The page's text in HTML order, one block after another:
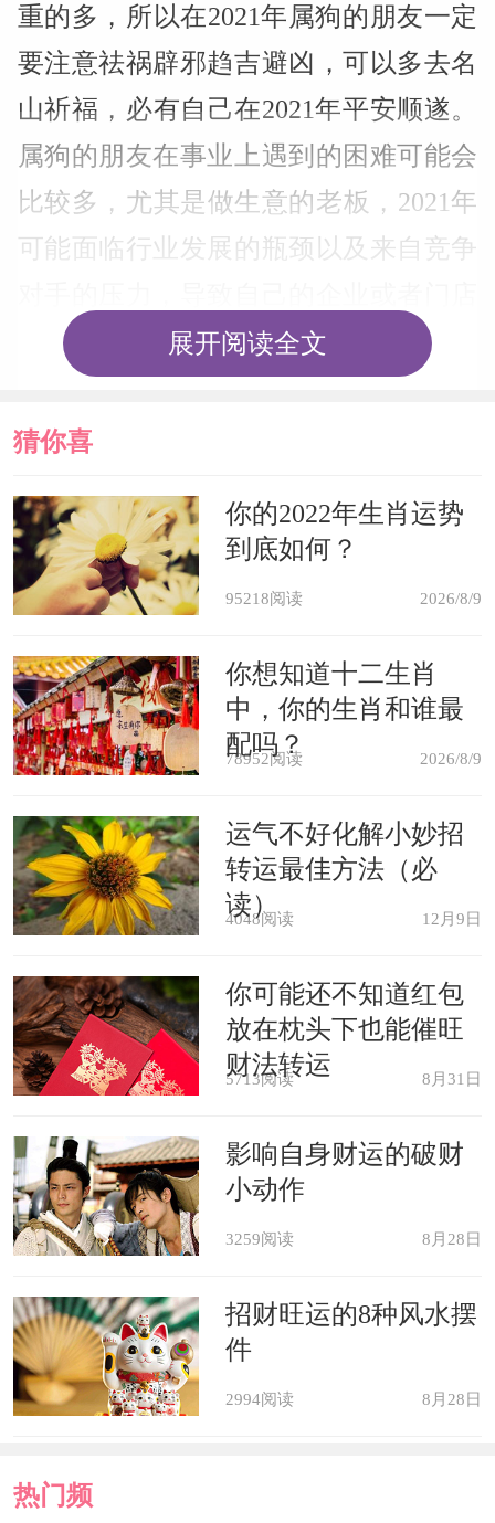
重的多，所以在2021年属狗的朋友一定
要注意祛祸辟邪趋吉避凶，可以多去名
山祈福，必有自己在2021年平安顺遂。
属狗的朋友在事业上遇到的困难可能会
比较多，尤其是做生意的老板，2021年
可能面临行业发展的瓶颈以及来自竞争
经营惨淡业绩不佳，大形势不好再加上
上迅速发展。若想破此局，不仅需要自
径，更要自己调整自己的产业结构，迅
速适应新的市场需要，你在管理上还要
提升工厂或者企业的造血能力，这企业
不断注入新鲜的血液，只有这样才能使
得事业蒸蒸日上。
属狗的人2021年财运运势
属狗的人在2021年财运上可能遇到
各方面的压力和困难，尤其对于销售岗
年业绩可能欠佳，自己的工作能力也可
能受到领导的质疑，所以心理压力可能
会比较大，越是在这种被人质疑的情况
下越要调整心态，实实在在的拿出工作
成绩来证明自己的能力。对于投资股票
的朋友来说，在2021年要谨慎的投资，
会在股票投资上亏损，而且更不要盲目
的听从小道消息，防止自己血本无归。
在这里还要提醒属狗的朋友，由于在这
作中生活中一定要洁身自好忠于自己的
展开阅读全文
猜你喜
欢
你的2022年生肖运势
到底如何？
95218阅读 2026/8/9
你想知道十二生肖
中，你的生肖和谁最
配吗？
78952阅读 2026/8/9
运气不好化解小妙招
转运最佳方法（必
读）
4048阅读 12月9日
你可能还不知道红包
放在枕头下也能催旺
财法转运
5713阅读 8月31日
影响自身财运的破财
小动作
3259阅读 8月28日
招财旺运的8种风水摆
件
2994阅读 8月28日
热门频